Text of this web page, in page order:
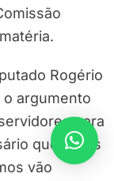
Rogério
o argumento
para
que todos
vão